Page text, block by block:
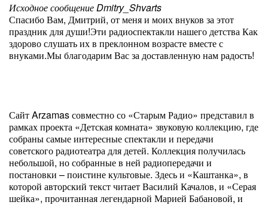
Исходное сообщение Dmitry_Shvarts
Спасибо Вам, Дмитрий, от меня и моих внуков за этот
праздник для души!Эти радиоспектакли нашего детства Как
здорово слушать их в преклонном возрасте вместе с
внуками.Мы благодарим Вас за доставленную нам радость!
Сайт Arzamas совместно со «Старым Радио» представил в
рамках проекта «Детская комната» звуковую коллекцию, где
собраны самые интересные спектакли и передачи
советского радиотеатра для детей. Коллекция получилась
небольшой, но собранные в ней радиопередачи и
постановки – поистине культовые. Здесь и «Каштанка», в
которой авторский текст читает Василий Качалов, и «Серая
шейка», прочитанная легендарной Марией Бабановой, и